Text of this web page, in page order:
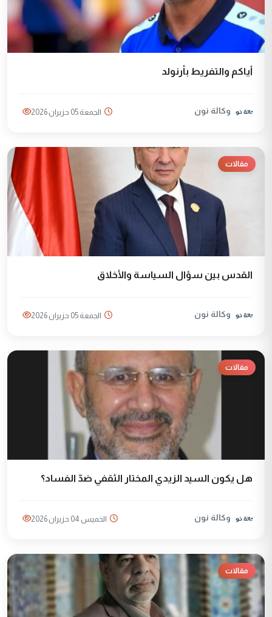
أياكم والتفريط بأرنولد
وكالة نون الجمعة 05 حزيران 2026
مقالات
القدس بين سؤال السياسة والأخلاق
وكالة نون الجمعة 05 حزيران 2026
مقالات
هل يكون السيد الزيدي المختار الثقفي ضدّ الفساد؟
وكالة نون الخميس 04 حزيران 2026
مقالات